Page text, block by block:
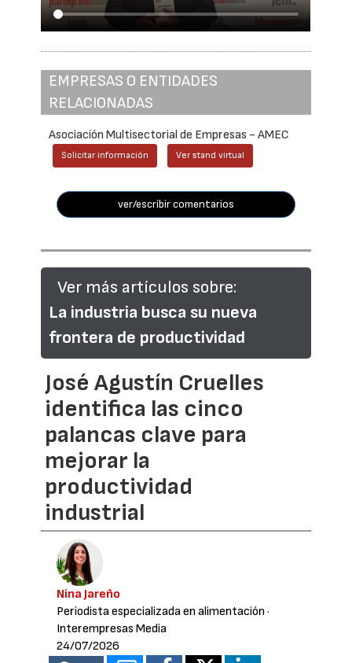
EMPRESAS O ENTIDADES
RELACIONADAS
Asociación Multisectorial de Empresas - AMEC
Solicitar información Ver stand virtual
ver/escribir comentarios
Ver más artículos sobre:
La industria busca su nueva
frontera de productividad
José Agustín Cruelles
identifica las cinco
palancas clave para
mejorar la
productividad
industrial
Nina Jareño
Periodista especializada en alimentación ·
Interempresas Media
24/07/2026